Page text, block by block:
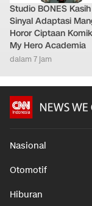
Studio BONES Kasih
Sinyal Adaptasi
Horor Ciptaan
My Hero Academia
dalam 7 jam
Nasional
Otomotif
Hiburan